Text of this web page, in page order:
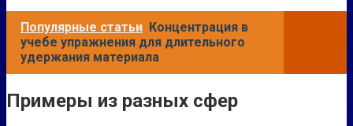
Популярные статьи Концентрация в
учебе упражнения для длительного
удержания материала
Примеры из разных сфер